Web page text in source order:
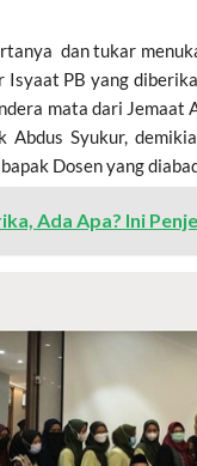
dan tukar
PB yang
mata dari Jemaat
Syukur,
Dosen yang
Ada Apa? Ini